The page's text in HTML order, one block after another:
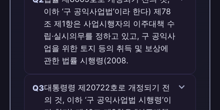
판례 근거
[1] 계약당사자 중 일방이 상대방 및 제3자
와 3면 계약을 체결하거나 상대방의 승낙을
얻어 계약상 당사자로서의 지위를 포괄적으
제3자는 양도인의 계약상 지위를 승계함으
로써 종래 계약에서 이미 발생한 채권·채무
도 모두 이전받게 된다.
이하 ‘구 공익사업법’이라 한다) 제78
조 제1항은 사업시행자의 이주대책 수
립·실시의무를 정하고 있고, 구 공익사
업을 위한 토지 등의 취득 및 보상에
관한 법률 시행령(2008.
맞습니다 (O)
Q3대통령령 제20722호로 개정되기 전
의 것, 이하 ‘구 공익사업법 시행령’이
expand_more